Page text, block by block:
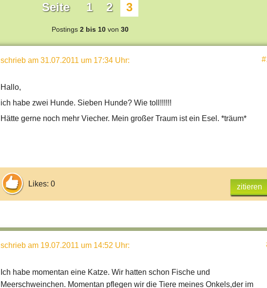
Seite 1 2 3
Postings 2 bis 10 von 30
schrieb am 31.07.2011 um 17:34 Uhr:
Hallo,
ich habe zwei Hunde. Sieben Hunde? Wie toll!!!!!!
Hätte gerne noch mehr Viecher. Mein großer Traum ist ein Esel. *träum*
Likes: 0 zitieren
schrieb am 19.07.2011 um 14:52 Uhr:
Ich habe momentan eine Katze. Wir hatten schon Fische und
Meerschweinchen. Momentan pflegen wir die Tiere meines Onkels,der im